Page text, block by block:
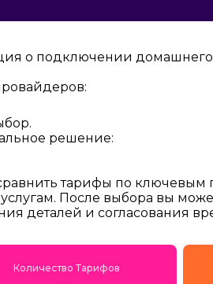
о подключении домашнего
решение:
тарифы по
После выбора вы
деталей и согласования
Количество Тарифов